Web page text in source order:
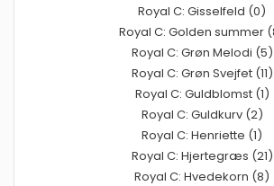
Royal C: Gisselfeld (0)
Royal C: Golden summer
Royal C: Grøn Melodi (5)
Royal C: Grøn Svejfet (11)
Royal C: Guldblomst (1)
Royal C: Guldkurv (2)
Royal C: Henriette (1)
Royal C: Hjertegræs (21)
Royal C: Hvedekorn (8)